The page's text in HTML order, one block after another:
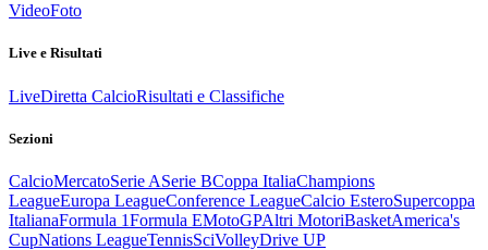
VideoFoto
Live e Risultati
LiveDiretta CalcioRisultati e Classifiche
Sezioni
CalcioMercatoSerie ASerie BCoppa ItaliaChampions
LeagueEuropa LeagueConference LeagueCalcio EsteroSupercoppa
ItalianaFormula 1Formula EMotoGPAltri MotoriBasketAmerica's
CupNations LeagueTennisSciVolleyDrive UP